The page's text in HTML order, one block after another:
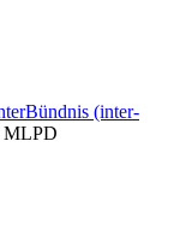
(inter-
MLPD